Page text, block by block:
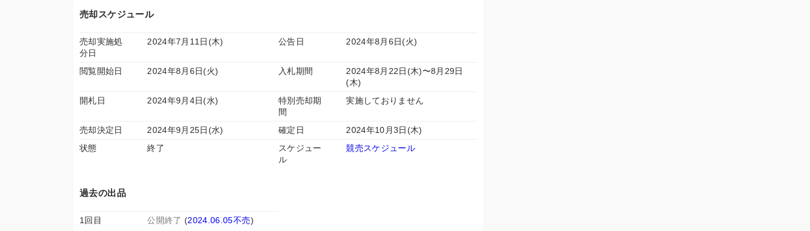
売却スケジュール
売却実施処
分日
2024年7月11日(木) 公告日 2024年8月6日(火)
閲覧開始日 2024年8月6日(火) 入札期間
2024年8月22日(木)〜8月29日
(木)
開札日
2024年9月4日(水)
特別売却期
間
実施しておりません
売却決定日 2024年9月25日(水) 確定日
2024年10月3日(木)
状態
終了
スケジュー
ル
競売スケジュール
過去の出品
1回目 公開終了 (2024.06.05不売)